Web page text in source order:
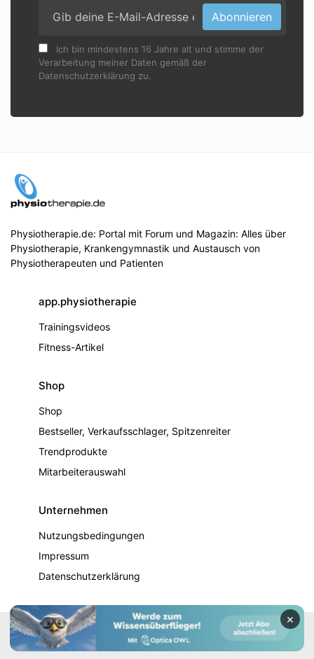
Abonnieren
Ich bin mindestens 16 Jahre alt und stimme der
Verarbeitung meiner Daten gemäß der
Datenschutzerklärung zu.
Physiotherapie.de: Portal mit Forum und Magazin: Alles über
Physiotherapie, Krankengymnastik und Austausch von
Physiotherapeuten und Patienten
app.physiotherapie
Trainingsvideos
Fitness-Artikel
Shop
Shop
Bestseller, Verkaufsschlager, Spitzenreiter
Trendprodukte
Mitarbeiterauswahl
Unternehmen
Nutzungsbedingungen
Impressum
Datenschutzerklärung
© 2026 Physiotherapie - Alle Rechte vorbehalten.. Entwickelt
von
GemPixel
×